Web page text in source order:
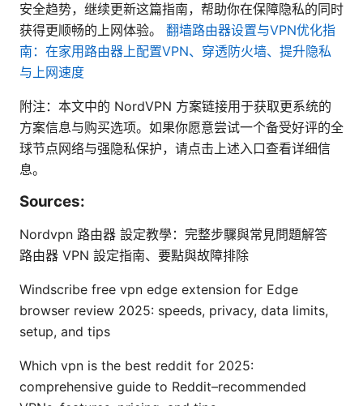
安全趋势，继续更新这篇指南，帮助你在保障隐私的同时
获得更顺畅的上网体验。 翻墙路由器设置与VPN优化指
南：在家用路由器上配置VPN、穿透防火墙、提升隐私
与上网速度
附注：本文中的 NordVPN 方案链接用于获取更系统的
方案信息与购买选项。如果你愿意尝试一个备受好评的全
球节点网络与强隐私保护，请点击上述入口查看详细信
息。
Sources:
Nordvpn 路由器 設定教學：完整步驟與常見問題解答
路由器 VPN 設定指南、要點與故障排除
Windscribe free vpn edge extension for Edge
browser review 2025: speeds, privacy, data limits,
setup, and tips
Which vpn is the best reddit for 2025:
comprehensive guide to Reddit–recommended